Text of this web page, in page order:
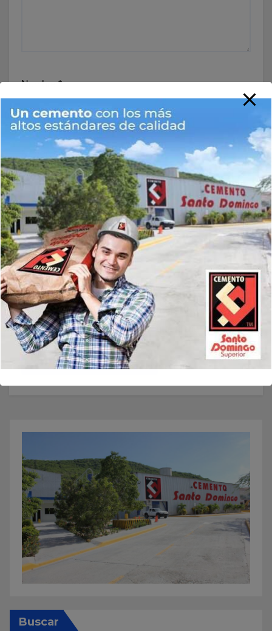
Nombre*
Correo electrónico*
Web
Guarda mi nombre, correo electrónico y web en este
navegador para la próxima vez que comente.
Buscar